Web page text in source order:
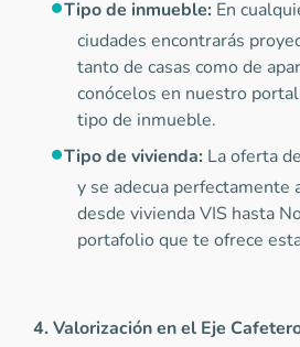
Tipo de inmueble: En
ciudades encontrarás
tanto de casas como de
conócelos en nuestro
tipo de inmueble.
Tipo de vivienda: La oferta
y se adecua perfectamente
desde vivienda VIS hasta
portafolio que te ofrece
4. Valorización en el Eje